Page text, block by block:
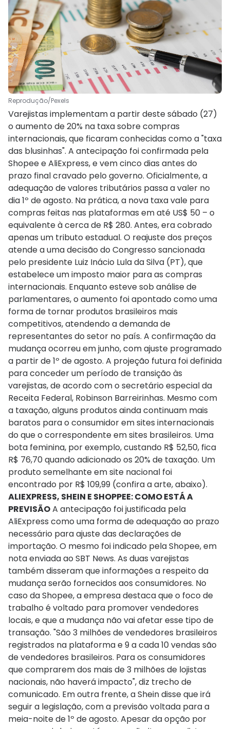
Reprodução/Pexels
Varejistas implementam a partir deste sábado (27)
o aumento de 20% na taxa sobre compras
internacionais, que ficaram conhecidas como a "taxa
das blusinhas". A antecipação foi confirmada pela
Shopee e AliExpress, e vem cinco dias antes do
prazo final cravado pelo governo. Oficialmente, a
adequação de valores tributários passa a valer no
dia 1º de agosto. Na prática, a nova taxa vale para
compras feitas nas plataformas em até US$ 50 – o
equivalente à cerca de R$ 280. Antes, era cobrado
apenas um tributo estadual. O reajuste dos preços
atende a uma decisão do Congresso sancionada
pelo presidente Luiz Inácio Lula da Silva (PT), que
estabelece um imposto maior para as compras
internacionais. Enquanto esteve sob análise de
parlamentares, o aumento foi apontado como uma
forma de tornar produtos brasileiros mais
competitivos, atendendo a demanda de
representantes do setor no país. A confirmação da
mudança ocorreu em junho, com ajuste programado
a partir de 1º de agosto. A projeção futura foi definida
para conceder um período de transição às
varejistas, de acordo com o secretário especial da
Receita Federal, Robinson Barreirinhas. Mesmo com
a taxação, alguns produtos ainda continuam mais
baratos para o consumidor em sites internacionais
do que o correspondente em sites brasileiros. Uma
bota feminina, por exemplo, custando R$ 52,50, fica
R$ 76,70 quando adicionado os 20% de taxação. Um
produto semelhante em site nacional foi
encontrado por R$ 109,99 (confira a arte, abaixo).
ALIEXPRESS, SHEIN E SHOPPEE: COMO ESTÁ A
PREVISÃOA antecipação foi justificada pela
AliExpress como uma forma de adequação ao prazo
necessário para ajuste das declarações de
importação. O mesmo foi indicado pela Shopee, em
nota enviada ao SBT News. As duas varejistas
também disseram que informações a respeito da
mudança serão fornecidos aos consumidores. No
caso da Shopee, a empresa destaca que o foco de
trabalho é voltado para promover vendedores
locais, e que a mudança não vai afetar esse tipo de
transação. "São 3 milhões de vendedores brasileiros
registrados na plataforma e 9 a cada 10 vendas são
de vendedores brasileiros. Para os consumidores
que comprarem dos mais de 3 milhões de lojistas
nacionais, não haverá impacto", diz trecho de
comunicado. Em outra frente, a Shein disse que irá
seguir a legislação, com a previsão voltada para a
meia-noite de 1º de agosto. Apesar da opção por